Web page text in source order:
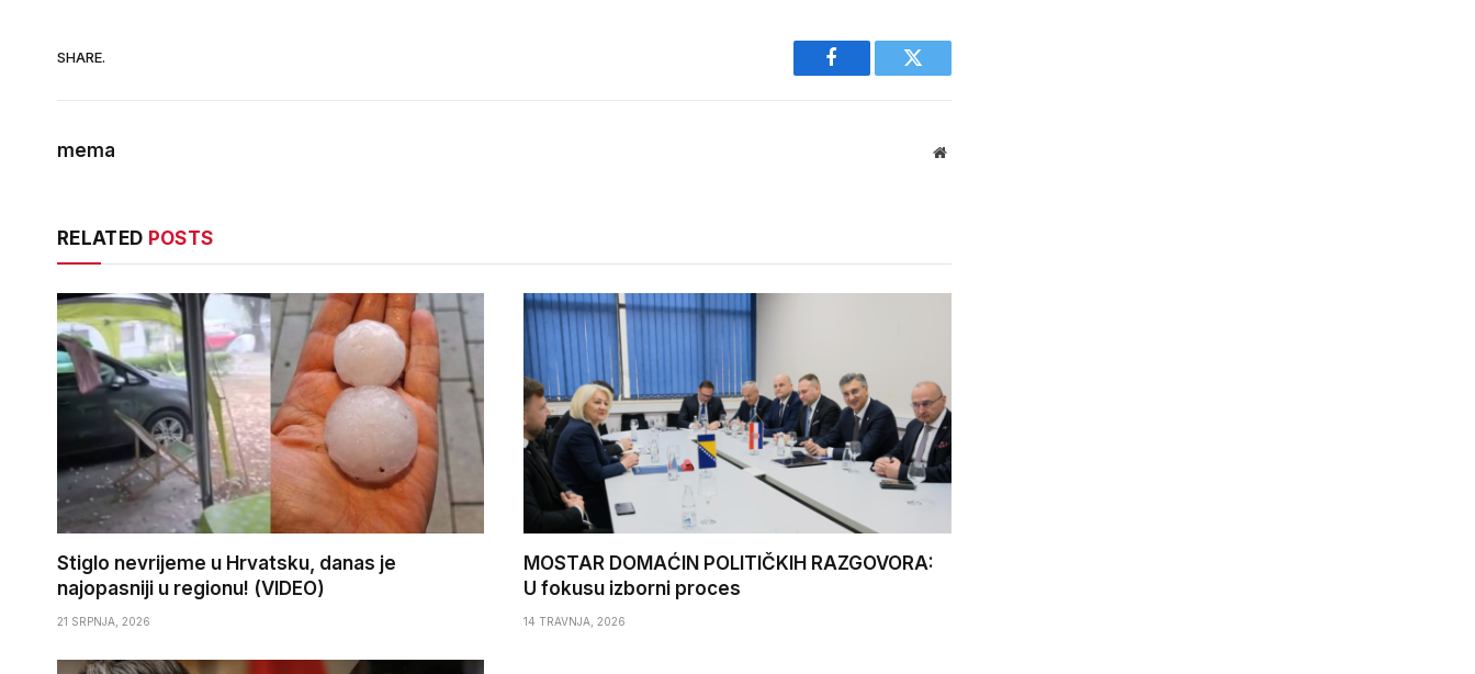
SHARE.
Facebook Twitter
mema Website
RELATED POSTS
Stiglo nevrijeme u Hrvatsku, danas je
najopasniji u regionu! (VIDEO)
21 SRPNJA, 2026
MOSTAR DOMAĆIN POLITIČKIH RAZGOVORA:
U fokusu izborni proces
14 TRAVNJA, 2026